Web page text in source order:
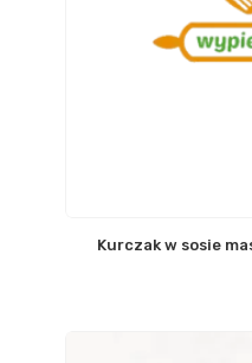
Kurczak w sosie